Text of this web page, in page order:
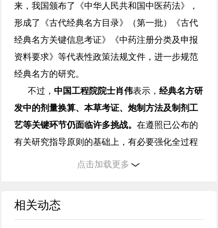
来，我国颁布了《中华人民共和国中医药法》，
形成了《古代经典名方目录》（第一批）《古代
经典名方关键信息考证》《中药注册分类及申报
资料要求》等代表性政策法规文件，进一步规范
经典名方的研究。
不过， 中国工程院院士肖伟表示，经典名方研
发中的剂量换算、本草考证、炮制方法及制剂工
艺等关键环节仍面临许多挑战。在遵照已公布的
有关研究指导原则的基础上，有必要强化全过程
质量控制，从多个层面加强药材和饮片的质量控
制水平。
点击加载更多
相关动态